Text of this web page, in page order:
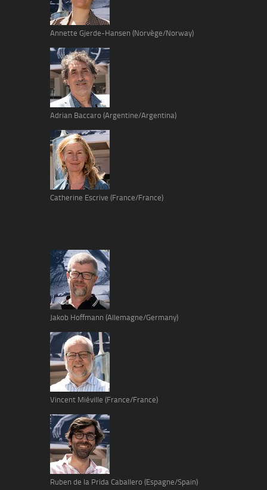
Annette Gjerde-Hansen (Norvège/Norway)
Adrian Baccaro (Argentine/Argentina)
Catherine Escrive (France/France)
Jakob Hoffmann (Allemagne/Germany)
Vincent Miéville (France/France)
Ruben de la Prida Caballero (Espagne/Spain)